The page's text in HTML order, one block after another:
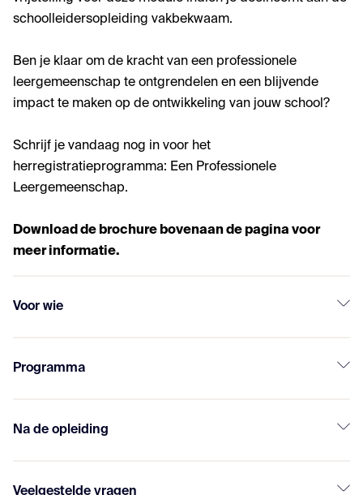
schoolleidersopleiding vakbekwaam.
Ben je klaar om de kracht van een professionele
leergemeenschap te ontgrendelen en een blijvende
impact te maken op de ontwikkeling van jouw school?
Schrijf je vandaag nog in voor het
herregistratieprogramma: Een Professionele
Leergemeenschap.
Download de brochure bovenaan de pagina voor
meer informatie.
Voor wie
Programma
Na de opleiding
Veelgestelde vragen